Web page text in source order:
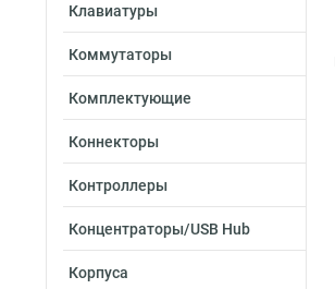
Клавиатуры
Коммутаторы
Комплектующие
Коннекторы
Контроллеры
Концентраторы/USB Hub
Корпуса